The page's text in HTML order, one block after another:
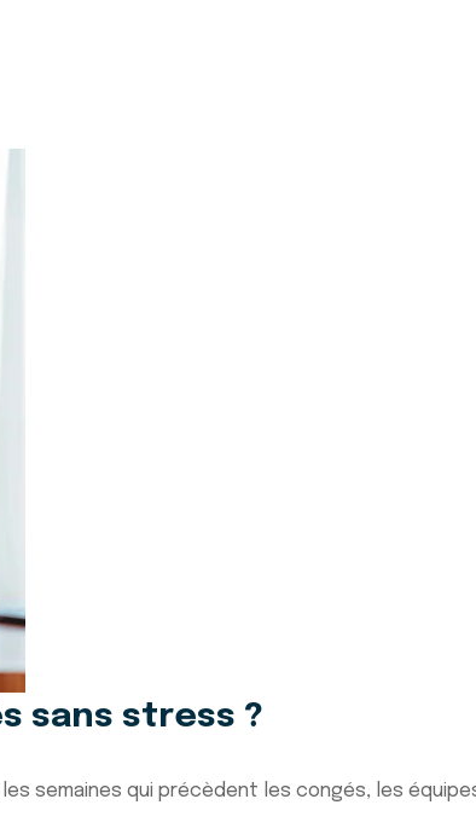
sans stress ?
semaines qui précèdent les congés, les